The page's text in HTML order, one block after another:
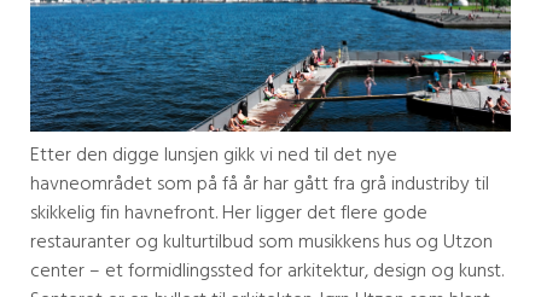
Etter den digge lunsjen gikk vi ned til det nye
havneområdet som på få år har gått fra grå industriby til
skikkelig fin havnefront. Her ligger det flere gode
restauranter og kulturtilbud som musikkens hus og Utzon
center – et formidlingssted for arkitektur, design og kunst.